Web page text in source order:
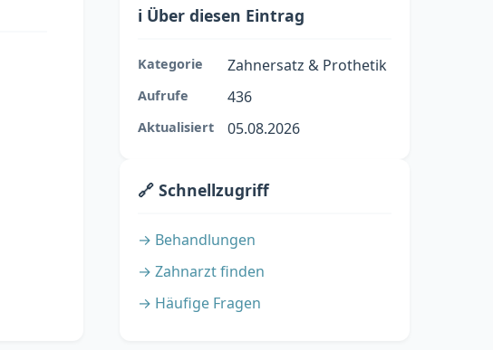
ℹ️ Über diesen Eintrag
Kategorie Zahnersatz & Prothetik
Aufrufe 436
Aktualisiert 05.08.2026
🔗 Schnellzugriff
→ Behandlungen
→ Zahnarzt finden
→ Häufige Fragen